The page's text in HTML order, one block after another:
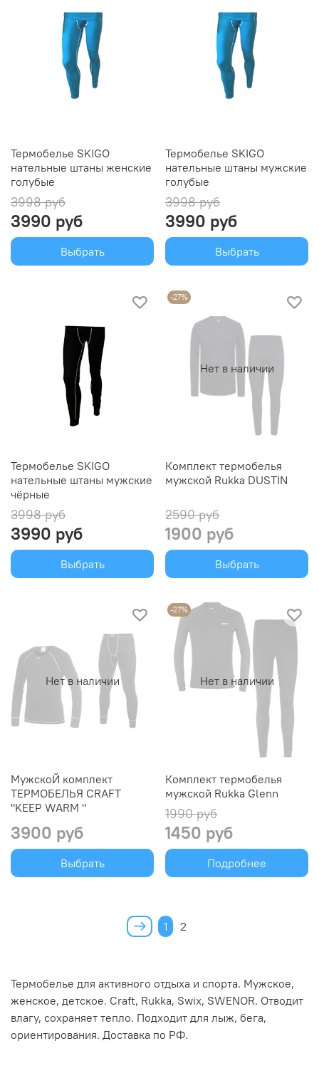
Термобелье SKIGO
нательные штаны женские
голубые
3998 руб
3990 руб
Выбрать
Термобелье SKIGO
нательные штаны мужские
голубые
3998 руб
3990 руб
Выбрать
Термобелье SKIGO
нательные штаны мужские
чёрные
3998 руб
3990 руб
Выбрать
Нет в наличии
-27%
Комплект термобелья
мужской Rukka DUSTIN
2590 руб
1900 руб
Выбрать
Нет в наличии
МужскоЙ комплект
ТЕРМОБЕЛЬЯ CRAFT
"KEEP WARM "
3900 руб
Выбрать
Нет в наличии
-27%
Комплект термобелья
мужской Rukka Glenn
1990 руб
1450 руб
Подробнее
1 2
Термобелье для активного отдыха и спорта. Мужское,
женское, детское. Craft, Rukka, Swix, SWENOR. Отводит
влагу, сохраняет тепло. Подходит для лыж, бега,
ориентирования. Доставка по РФ.